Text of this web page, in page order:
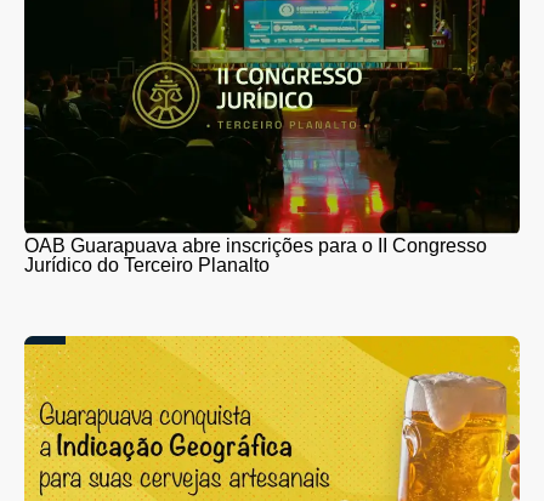
OAB Guarapuava abre inscrições para o II Congresso
Jurídico do Terceiro Planalto